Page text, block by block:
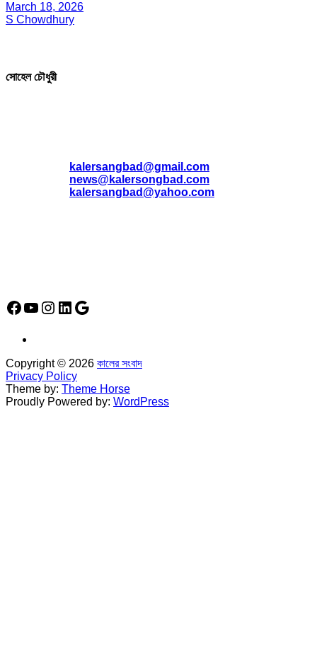
March 18, 2026
S Chowdhury
সোহেল চৌধুরী
kalersangbad@gmail.com
news@kalersongbad.com
kalersangbad@yahoo.com
Facebook
YouTube
Instagram
LinkedIn
Google
Copyright © 2026 কালের সংবাদ
Privacy Policy
Theme by: Theme Horse
Proudly Powered by: WordPress